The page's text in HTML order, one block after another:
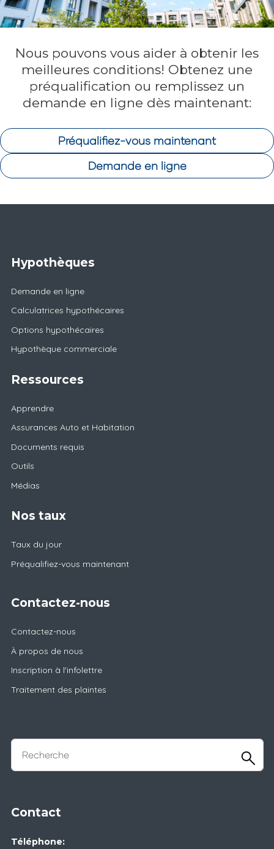
Nous pouvons vous aider à obtenir les
meilleures conditions! Obtenez une
préqualification ou remplissez un
demande en ligne dès maintenant:
Préqualifiez-vous maintenant
Demande en ligne
Hypothèques
Demande en ligne
Calculatrices hypothécaires
Options hypothécaires
Hypothèque commerciale
Ressources
Apprendre
Assurances Auto et Habitation
Documents requis
Outils
Médias
Nos taux
Taux du jour
Préqualifiez-vous maintenant
Contactez-nous
Contactez-nous
À propos de nous
Inscription à l'infolettre
Traitement des plaintes
Contact
Téléphone: